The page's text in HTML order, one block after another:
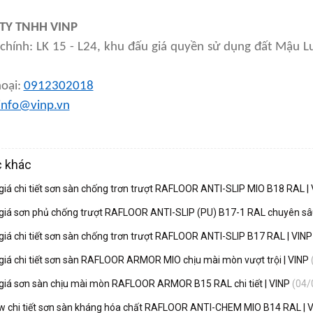
TNHH VINP
LK 15 - L24, khu đấu giá quyền sử dụng đất Mậu
0912302018
khác
chi tiết sơn sàn chống trơn trượt RAFLOOR ANTI-SLIP MIO B18 RAL |
sơn phủ chống trượt RAFLOOR ANTI-SLIP (PU) B17-1 RAL chuyên
chi tiết sơn sàn chống trơn trượt RAFLOOR ANTI-SLIP B17 RAL |
chi tiết sơn sàn RAFLOOR ARMOR MIO chịu mài mòn vượt trội | VINP
sơn sàn chịu mài mòn RAFLOOR ARMOR B15 RAL chi tiết | VINP (04/
chi tiết sơn sàn kháng hóa chất RAFLOOR ANTI-CHEM MIO B14 RAL |